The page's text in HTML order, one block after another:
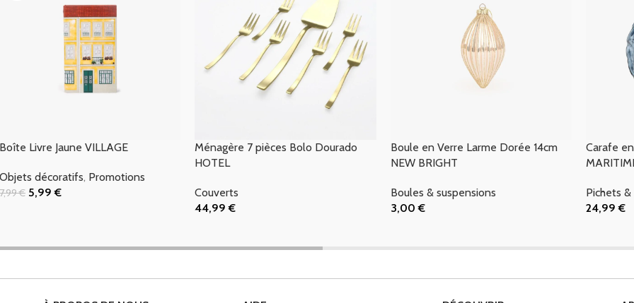
Boîte Livre Jaune VILLAGE
Objets décoratifs, Promotions
7,99€ 5,99€
Ménagère 7 pièces Bolo Dourado
HOTEL
Couverts
44,99€
Boule en Verre Larme Dorée 14cm
NEW BRIGHT
Boules & suspensions
3,00€
Carafe
Pichets
24,99€